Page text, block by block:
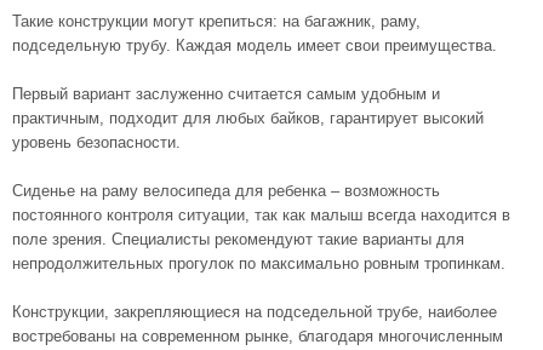
Такие конструкции могут крепиться: на багажник, раму,
подседельную трубу. Каждая модель имеет свои преимущества.
Первый вариант заслуженно считается самым удобным и
практичным, подходит для любых байков, гарантирует высокий
уровень безопасности.
Сиденье на раму велосипеда для ребенка– возможность
постоянного контроля ситуации, так как малыш всегда находится в
поле зрения. Специалисты рекомендуют такие варианты для
непродолжительных прогулок по максимально ровным тропинкам.
Конструкции, закрепляющиеся на подседельной трубе, наиболее
востребованы на современном рынке, благодаря многочисленным